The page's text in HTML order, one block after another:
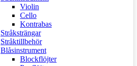
Violin
Cello
Kontrabas
Stråksträngar
Stråktillbehör
Blåsinstrument
Blockflöjter